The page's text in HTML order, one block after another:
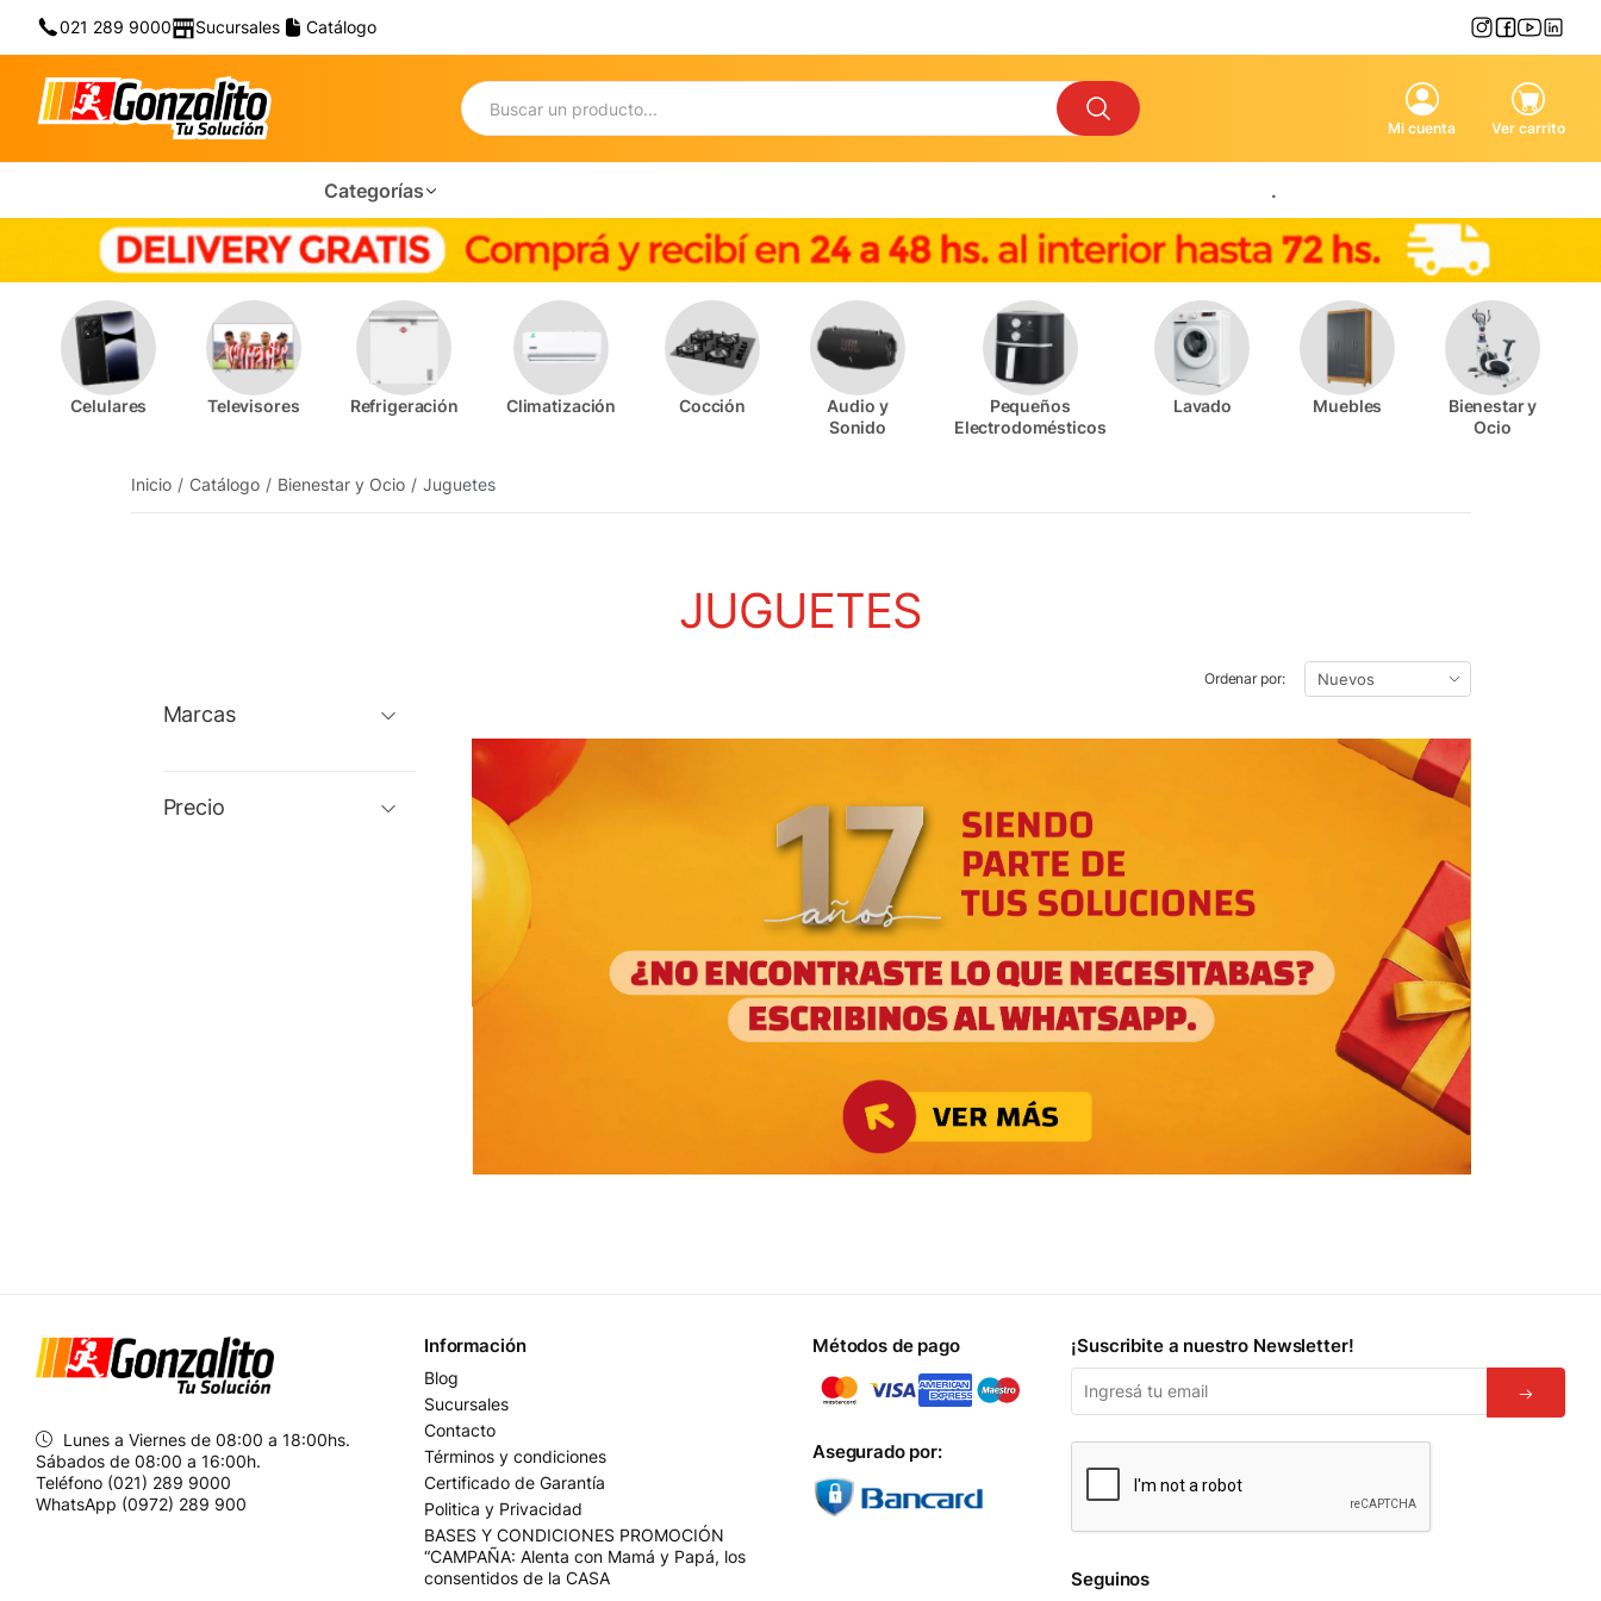
021 289 9000 Sucursales Catálogo
Mi cuenta Ver carrito
Categorías .
Celulares Televisores Refrigeración Climatización Cocción
Audio y
Sonido
Pequeños
Electrodomésticos
Lavado Muebles
Bienestar y
Ocio
Inicio Catálogo Bienestar y Ocio Juguetes
JUGUETES
Ordenar por:
Marcas
Precio
Lunes a Viernes de 08:00 a 18:00hs.
Sábados de 08:00 a 16:00h.
Teléfono (021) 289 9000
WhatsApp (0972) 289 900
Información
Blog
Sucursales
Contacto
Términos y condiciones
Certificado de Garantía
Politica y Privacidad
BASES Y CONDICIONES PROMOCIÓN
“CAMPAÑA: Alenta con Mamá y Papá, los
consentidos de la CASA
Métodos de pago
Asegurado por:
¡Suscribite a nuestro Newsletter!
Seguinos